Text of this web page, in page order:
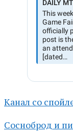
Канал со
Сосноброд и